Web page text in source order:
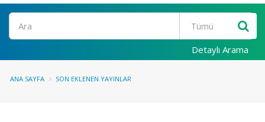
Ara
Detaylı Arama
ANA SAYFA SON EKLENEN YAYINLAR